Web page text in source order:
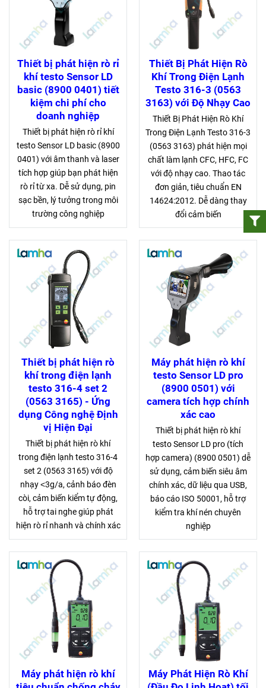
Thiết bị phát hiện rò rỉ
khí testo Sensor LD
basic (8900 0401) tiết
kiệm chi phí cho
doanh nghiệp
Thiết bị phát hiện rò rỉ khí
testo Sensor LD basic (8900
0401) với âm thanh và laser
tích hợp giúp bạn phát hiện
rò rỉ từ xa. Dễ sử dụng, pin
sạc bền, lý tưởng trong môi
trường công nghiệp
Thiết Bị Phát Hiện Rò
Khí Trong Điện Lạnh
Testo 316-3 (0563
3163) với Độ Nhạy Cao
Thiết Bị Phát Hiện Rò Khí
Trong Điện Lạnh Testo 316-3
(0563 3163) phát hiện mọi
chất làm lạnh CFC, HFC, FC
với độ nhạy cao. Thao tác
đơn giản, tiêu chuẩn EN
14624:2012. Dễ dàng thay
đổi cảm biến
Thiết bị phát hiện rò
khí trong điện lạnh
testo 316-4 set 2
(0563 3165) - Ứng
dụng Công nghệ Định
vị Hiện Đại
Thiết bị phát hiện rò khí
trong điện lạnh testo 316-4
set 2 (0563 3165) với độ
nhạy ˂3g/a, cảnh báo đèn
còi, cảm biến kiểm tự động,
hỗ trợ tai nghe giúp phát
hiện rò rỉ nhanh và chính xác
Máy phát hiện rò khí
testo Sensor LD pro
(8900 0501) với
camera tích hợp chính
xác cao
Thiết bị phát hiện rò khí
testo Sensor LD pro (tích
hợp camera) (8900 0501) dễ
sử dụng, cảm biến siêu âm
chính xác, dữ liệu qua USB,
báo cáo ISO 50001, hỗ trợ
kiểm tra khí nén chuyên
nghiệp
Máy phát hiện rò khí
Máy Phát Hiện Rò Khí